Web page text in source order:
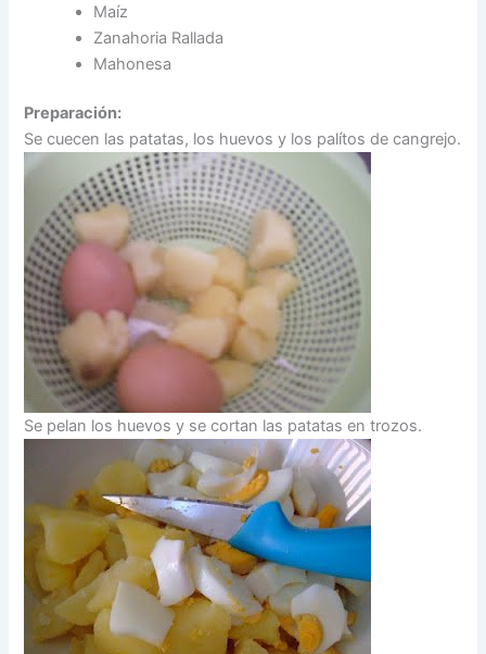
Maíz
Zanahoria Rallada
Mahonesa
Preparación:
Se cuecen las patatas, los huevos y los palítos de cangrejo.
Se pelan los huevos y se cortan las patatas en trozos.